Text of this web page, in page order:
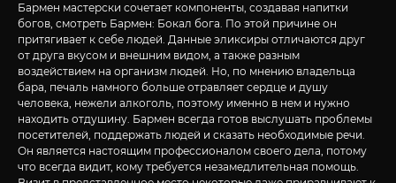
Бармен мастерски сочетает компоненты, создавая напитки
богов, смотреть Бармен: Бокал бога. По этой причине он
притягивает к себе людей. Данные эликсиры отличаются друг
от друга вкусом и внешним видом, а также разным
воздействием на организм людей. Но, по мнению владельца
бара, печаль намного больше отравляет сердце и душу
человека, нежели алкоголь, поэтому именно в нем и нужно
находить отдушину. Бармен всегда готов выслушать проблемы
посетителей, поддержать людей и сказать необходимые речи.
Он является настоящим профессионалом своего дела, потому
что всегда видит, кому требуется незамедлительная помощь.